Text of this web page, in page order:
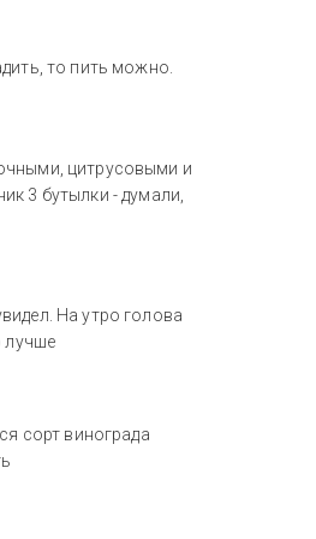
то пить можно.
цитрусовыми и
3 бутылки - думали,
На утро голова
лучше
сорт винограда